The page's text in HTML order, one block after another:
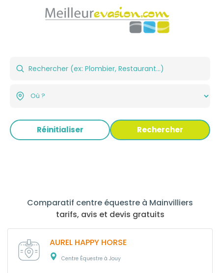
Réinitialiser Rechercher
Comparatif centre équestre à Mainvilliers
tarifs, avis et devis gratuits
AUREL HAPPY HORSE
Centre Équestre à Jouy